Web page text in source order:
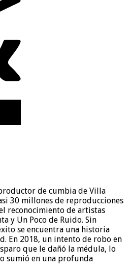
de cumbia de Villa
30 millones de reproducciones
reconocimiento de artistas
y Un Poco de Ruido. Sin
se encuentra una historia
En 2018, un intento de robo en
que le dañó la médula, lo
sumió en una profunda